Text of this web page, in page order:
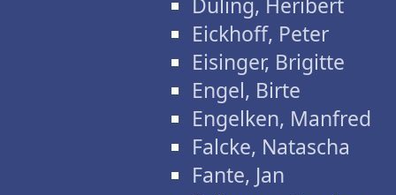
Eickhoff, Peter
Eisinger, Brigitte
Engel, Birte
Engelken, Manfred
Falcke, Natascha
Fante, Jan